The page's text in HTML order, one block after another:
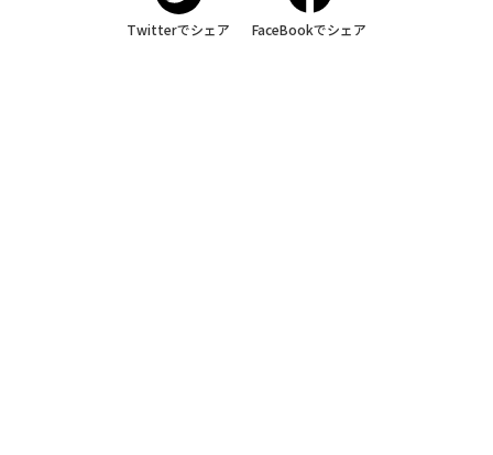
Twitterでシェア FaceBookでシェア